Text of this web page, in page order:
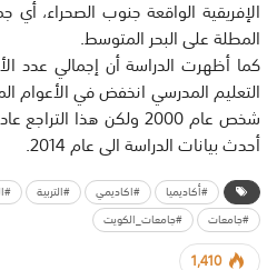
الإفريقية الواقعة جنوب الصحراء، أي
المطلة على البحر المتوسط.
كما أظهرت الدراسة أن إجمالي عدد
أحدث بيانات الدراسة الى عام 2014.
#أكاديميا #اكاديمي #التربية
#جامعات
#جامعات_الكويت
1,410